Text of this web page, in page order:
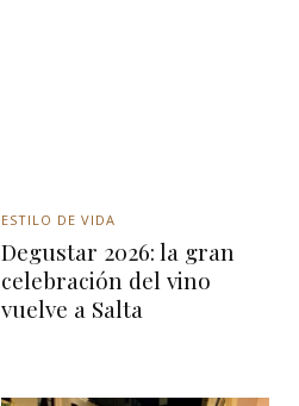
ESTILO DE VIDA
Degustar 2026: la gran
celebración del vino
vuelve a Salta